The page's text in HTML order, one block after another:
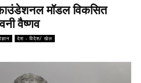
मॉडल विकसित
वैष्णव
देश - विदेश/ खेल